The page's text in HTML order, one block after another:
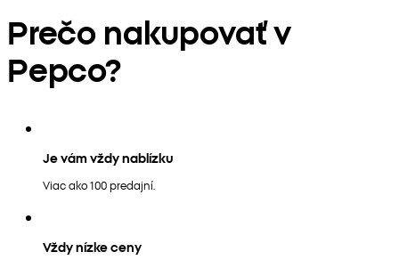
Prečo nakupovať v
Pepco?
Je vám vždy nablízku
Viac ako 100 predajní.
Vždy nízke ceny